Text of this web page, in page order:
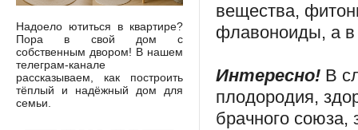
вещества,
флавоноиды, а в
Интересно! В
плодородия,
брачного союза,
Надоело ютиться в квартире?
Пора в свой дом с
собственным двором! В нашем
телеграм-канале
рассказываем, как построить
тёплый и надёжный дом для
семьи.